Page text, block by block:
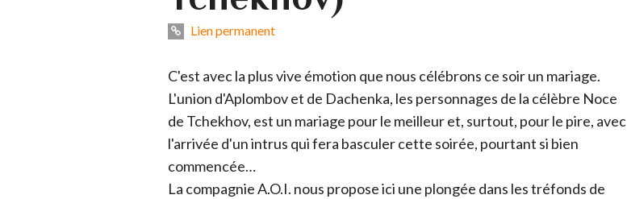
Lien permanent
C'est avec la plus vive émotion que nous célébrons ce soir un mariage.
L'union d'Aplombov et de Dachenka, les personnages de la célèbre Noce
de Tchekhov, est un mariage pour le meilleur et, surtout, pour le pire, avec
l'arrivée d'un intrus qui fera basculer cette soirée, pourtant si bien
commencée…
La compagnie A.O.I. nous propose ici une plongée dans les tréfonds de